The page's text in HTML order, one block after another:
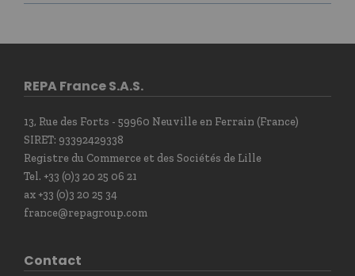
REPA France S.A.S.
13, Rue des Forts - 59960 Neuville en Ferrain (France)
SIRET: 93392429338
Registre du Commerce et des Sociétés de Lille
Tel. +33 (0)3 20 25 06 21
ax +33 (0)3 20 25 34
france@repagroup.com
Contact